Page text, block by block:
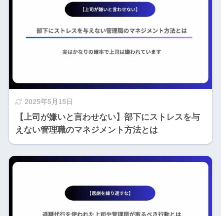
2025年5月15日
【上司が嫌いと言わせない】部下にストレスを与
えない管理職のマネジメント方法とは